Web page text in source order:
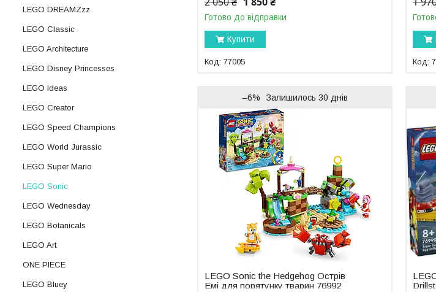
Готово до відправки
Купити
77005
–6% Залишилось 30 днів
LEGO Sonic the Hedgehog Острів
Емі для порятунку тварин 76992
LEGO DREAMZzz
LEGO Classic
LEGO Architecture
LEGO Disney Princesses
LEGO Ideas
LEGO Creator
LEGO Speed Champions
LEGO World Jurassic
LEGO Super Mario
LEGO Sonic
LEGO Wednesday
LEGO Botanicals
LEGO Art
ONE PIECE
LEGO Bluey